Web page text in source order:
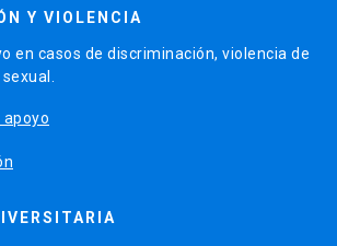
Y VIOLENCIA
en casos de discriminación, violencia de